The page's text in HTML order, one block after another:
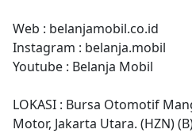
Web : belanjamobil.co.id
Instagram : belanja.mobil
Youtube : Belanja Mobil
LOKASI : Bursa Otomotif
Motor, Jakarta Utara. (HZN)